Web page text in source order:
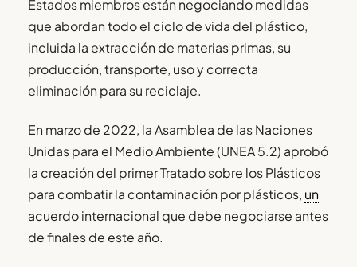
Estados miembros están negociando medidas
que abordan todo el ciclo de vida del plástico,
incluida la extracción de materias primas, su
producción, transporte, uso y correcta
eliminación para su reciclaje.
En marzo de 2022, la Asamblea de las Naciones
Unidas para el Medio Ambiente (UNEA 5.2) aprobó
la creación del primer Tratado sobre los Plásticos
para combatir la contaminación por plásticos, un
acuerdo internacional que debe negociarse antes
de finales de este año.